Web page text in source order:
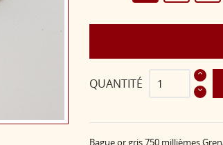
QUANTITÉ
Bague or gris 750 millièmes